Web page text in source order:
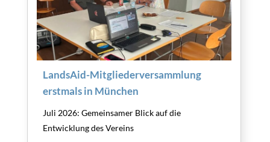
LandsAid-Mitgliederversammlung
erstmals in München
Juli 2026: Gemeinsamer Blick auf die
Entwicklung des Vereins